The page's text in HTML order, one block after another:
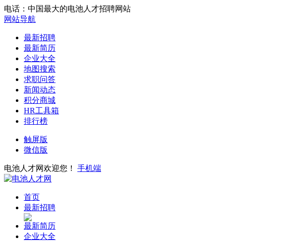
电话：中国最大的电池人才招聘网站
网站导航
最新招聘
最新简历
企业大全
地图搜索
求职问答
新闻动态
积分商城
HR工具箱
排行榜
触屏版
微信版
电池人才网欢迎您！ 手机端
首页
最新招聘
最新简历
企业大全